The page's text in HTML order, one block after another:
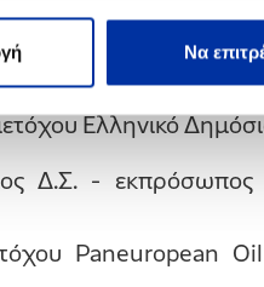
Να
Δημόσιο
Ελληνικό Δημόσιο
Δημόσιο
Ελληνικό
Δ.Σ. - εκπρόσωπος
Paneuropean